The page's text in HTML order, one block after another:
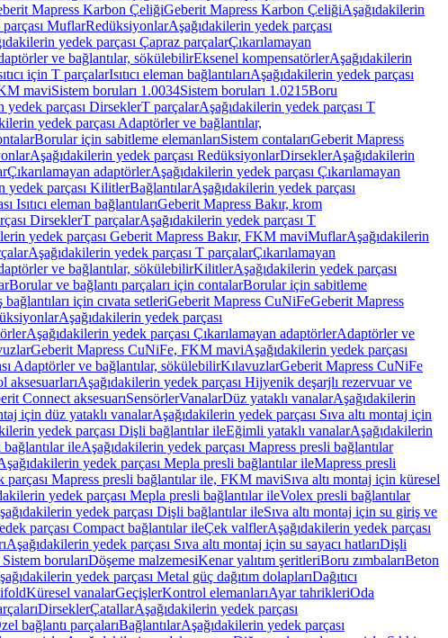
Mapress Karbon ÇeliğiGeberit Mapress Karbon ÇeliğiAşağıdakilerin
MuflarRedüksiyonlarAşağıdakilerin yedek parçası
yedek parçası Çapraz parçalarÇıkarılamayan
ve bağlantılar, sökülebilirEksenel kompensatörlerAşağıdakilerin
için T parçalarIsıtıcı eleman bağlantılarıAşağıdakilerin yedek parçası
maviSistem boruları 1.0034Sistem boruları 1.0215Boru
yedek parçası DirseklerT parçalarAşağıdakilerin yedek parçası T
yedek parçası Adaptörler ve bağlantılar,
Borular için sabitleme elemanlarıSistem contalarıGeberit Mapress
Aşağıdakilerin yedek parçası RedüksiyonlarDirseklerAşağıdakilerin
Çıkarılamayan adaptörlerAşağıdakilerin yedek parçası Çıkarılamayan
yedek parçası KilitlerBağlantılarAşağıdakilerin yedek parçası
Isıtıcı eleman bağlantılarıGeberit Mapress Bakır, krom
DirseklerT parçalarAşağıdakilerin yedek parçası T
yedek parçası Geberit Mapress Bakır, FKM maviMuflarAşağıdakilerin
Aşağıdakilerin yedek parçası T parçalarÇıkarılamayan
ve bağlantılar, sökülebilirKilitlerAşağıdakilerin yedek parçası
Borular ve bağlantı parçaları için contalarBorular için sabitleme
bağlantıları için cıvata setleriGeberit Mapress CuNiFeGeberit Mapress
Aşağıdakilerin yedek parçası
Aşağıdakilerin yedek parçası Çıkarılamayan adaptörlerAdaptörler ve
Geberit Mapress CuNiFe, FKM maviAşağıdakilerin yedek parçası
Adaptörler ve bağlantılar, sökülebilirKılavuzlarGeberit Mapress CuNiFe
aksesuarlarıAşağıdakilerin yedek parçası Hijyenik deşarjlı rezervuar ve
Connect aksesuarıSensörlerVanalarDüz yataklı vanalarAşağıdakilerin
için düz yataklı vanalarAşağıdakilerin yedek parçası Sıva altı montaj için
yedek parçası Dişli bağlantılar ileEğimli yataklı vanalarAşağıdakilerin
ileAşağıdakilerin yedek parçası Mapress presli bağlantılar
yedek parçası Mepla presli bağlantılar ileMapress presli
parçası Mapress presli bağlantılar ile, FKM maviSıva altı montaj için küresel
yedek parçası Mepla presli bağlantılar ileVolex presli bağlantılar
yedek parçası Dişli bağlantılar ileSıva altı montaj için su giriş ve
parçası Compact bağlantılar ileÇek valflerAşağıdakilerin yedek parçası
Aşağıdakilerin yedek parçası Sıva altı montaj için su sayacı hatlarıDişli
borularıDöşeme malzemesiKenar yalıtım şeritleriBoru zımbalarıBeton
yedek parçası Metal güç dağıtım dolaplarıDağıtıcı
Küresel vanalarGeçişlerKontrol elemanlarıAyar tahrikleriOda
DirseklerÇatallarAşağıdakilerin yedek parçası
bağlantı parçalarıBağlantılarAşağıdakilerin yedek parçası